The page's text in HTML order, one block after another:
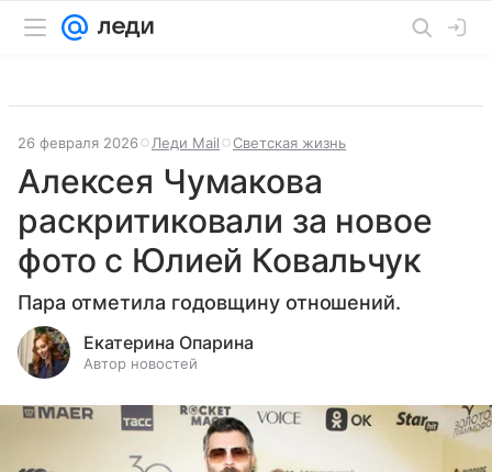
26 февраля 2026 Леди Mail Светская жизнь
Алексея Чумакова
раскритиковали за новое
фото с Юлией Ковальчук
Пара отметила годовщину отношений.
Екатерина Опарина
Автор новостей